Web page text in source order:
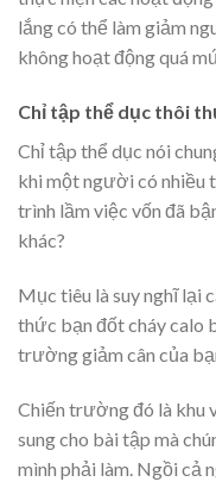
lắng có thể làm giảm
không hoạt động quá
Chỉ tập thể dục thôi
Chỉ tập thể dục nói
khi một người có nhiều
trình lầm việc vốn đã
khác?
Mục tiêu là suy nghĩ lại
thức bạn đốt cháy calo
trường giảm cân của
Chiến trường đó là khu
sung cho bài tập mà
mình phải làm. Ngồi cả